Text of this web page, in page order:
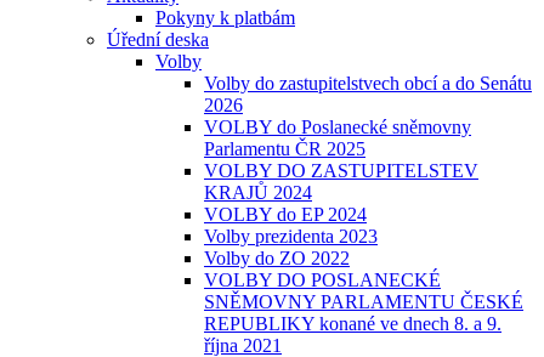
Pokyny k platbám
Úřední deska
Volby
Volby do zastupitelstvech obcí a do Senátu
2026
VOLBY do Poslanecké sněmovny
Parlamentu ČR 2025
VOLBY DO ZASTUPITELSTEV
KRAJŮ 2024
VOLBY do EP 2024
Volby prezidenta 2023
Volby do ZO 2022
VOLBY DO POSLANECKÉ
SNĚMOVNY PARLAMENTU ČESKÉ
REPUBLIKY konané ve dnech 8. a 9.
října 2021